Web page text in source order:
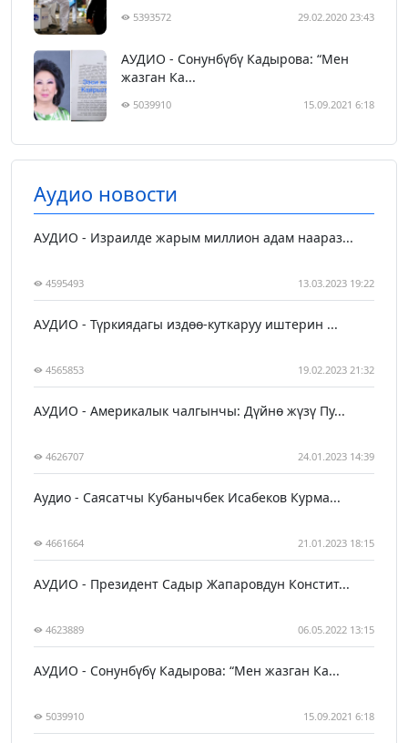
5393572 29.02.2020 23:43
АУДИО - Сонунбүбү Кадырова: “Мен
жазган Ка...
5039910 15.09.2021 6:18
Аудио новости
АУДИО - Израилде жарым миллион адам наараз...
4595493 13.03.2023 19:22
АУДИО - Түркиядагы издөө-куткаруу иштерин ...
4565853 19.02.2023 21:32
АУДИО - Америкалык чалгынчы: Дүйнө жүзү Пу...
4626707 24.01.2023 14:39
Аудио - Саясатчы Кубанычбек Исабеков Курма...
4661664 21.01.2023 18:15
АУДИО - Президент Садыр Жапаровдун Констит...
4623889 06.05.2022 13:15
АУДИО - Сонунбүбү Кадырова: “Мен жазган Ка...
5039910 15.09.2021 6:18